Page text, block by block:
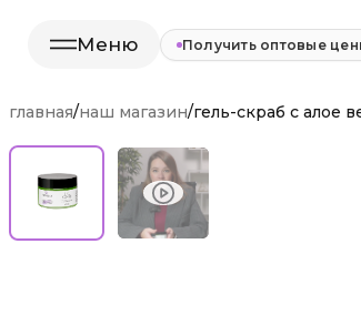
Меню Получить оптовые
главная/наш магазин/гель-скраб с алое